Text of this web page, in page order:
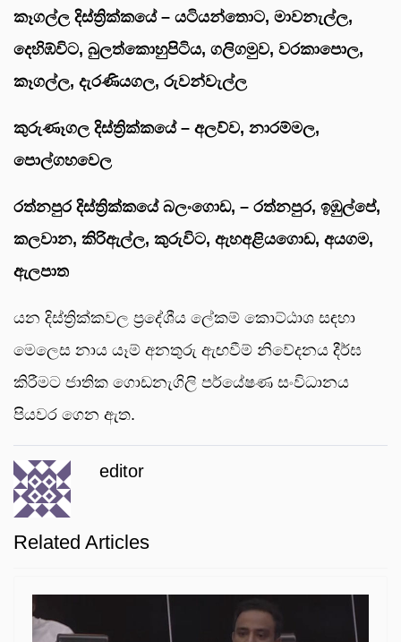
කෑගල්ල දිස්ත්‍රික්කයේ – යටියන්තොට, මාවනැල්ල,
⁠දෙහිඹ්විට, ⁠බුලත්කොහුපිටිය, ⁠ගලිගමුව, ⁠වරකාපොල,
⁠කෑගල්ල, ⁠දැරණියගල, ⁠රුවන්වැල්ල
කුරුණෑගල දිස්ත්‍රික්කයේ – අලව්ව, ⁠නාරම්මල,
⁠පොල්ගහවෙල
රත්නපුර දිස්ත්‍රික්කයේ ⁠බලංගොඩ, – ⁠රත්නපුර, ⁠ඉඹුල්පේ,
⁠කලවාන, ⁠කිරිඇල්ල, ⁠කුරුවිට, ⁠ඇහඅළියගොඩ, ⁠අයගම,
⁠ඇලපාත
යන දිස්ත්‍රික්කවල ප්‍රදේශීය ලේකම් කොට්ඨාශ සඳහා
මෙලෙස නාය යෑම් අනතුරු ඇඟවීම් නිවේදනය දීර්ඝ
කිරීමට ජාතික ගොඩනැගිලි පර්යේෂණ සංවිධානය
පියවර ගෙන ඇත.
editor
Related Articles